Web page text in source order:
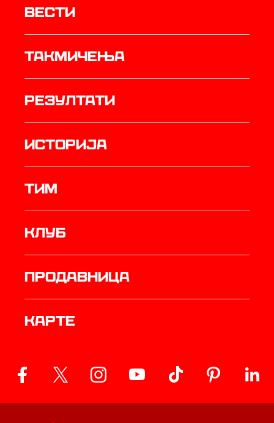
Вести
Такмичења
резултати
историја
ТИМ
Клуб
продавница
Карте